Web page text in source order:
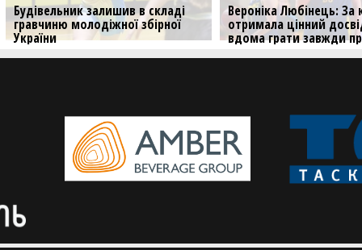
Будівельник залишив в складі
гравчиню молодіжної збірної
України
Анастасія Любенська продовжить
Вероніка Любінець:
отримала цінний
вдома грати завжди
Центрова Будівельника